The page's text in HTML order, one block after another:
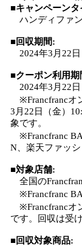
■キャンペーンタ
ハンディファ
■回収期間:
2024年3月22日
■クーポン利用期
2024年3月22日
※Francfrancオ
3月22日（金）
象です。
※Francfranc
N、楽天ファッシ
■対象店舗:
全国の
※Francfranc
※Francfrancオ
です。回収は受
■回収対象商品: